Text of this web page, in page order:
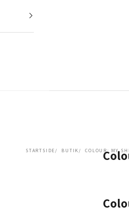
STARTSIDE BUTIK COLOUR: MY